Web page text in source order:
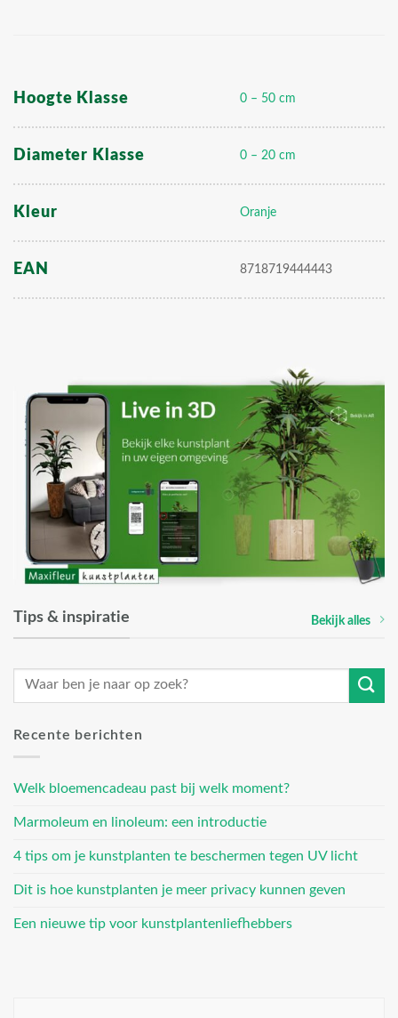
Hoogte Klasse 0 – 50 cm
Diameter Klasse 0 – 20 cm
Kleur Oranje
EAN 8718719444443
Tips & inspiratie Bekijk alles
Recente berichten
Welk bloemencadeau past bij welk moment?
Marmoleum en linoleum: een introductie
4 tips om je kunstplanten te beschermen tegen UV licht
Dit is hoe kunstplanten je meer privacy kunnen geven
Een nieuwe tip voor kunstplantenliefhebbers